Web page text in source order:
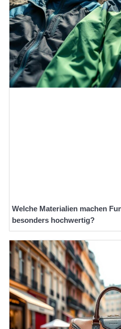
Welche Materialien machen
besonders hochwertig?